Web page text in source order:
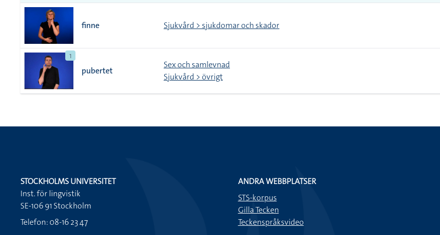
finne Sjukvård > sjukdomar och skador
1
pubertet
Sex och samlevnad
Sjukvård > övrigt
STOCKHOLMS UNIVERSITET
Inst. för lingvistik
SE-106 91 Stockholm
Telefon: 08-16 23 47
ANDRA WEBBPLATSER
STS-korpus
Gilla Tecken
Teckenspråksvideo